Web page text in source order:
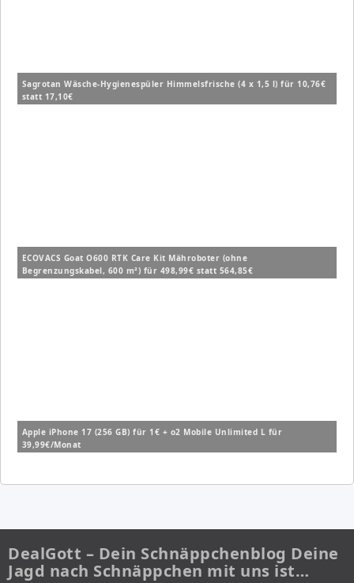
Sagrotan Wäsche-Hygienespüler Himmelsfrische (4 x 1,5 l) für 10,76€
statt 17,10€
ECOVACS Goat O600 RTK Care Kit Mähroboter (ohne
Begrenzungskabel, 600 m²) für 498,99€ statt 564,85€
Apple iPhone 17 (256 GB) für 1€ + o2 Mobile Unlimited L für
39,99€/Monat
DealGott – Dein Schnäppchenblog Deine
Jagd nach Schnäppchen mit uns ist…